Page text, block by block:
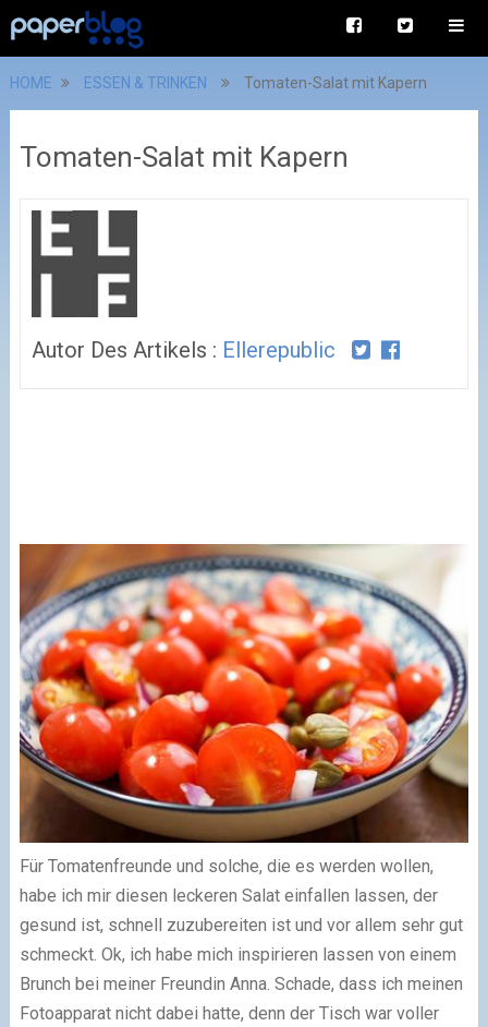
HOME ESSEN & TRINKEN Tomaten-Salat mit Kapern
Tomaten-Salat mit Kapern
Autor Des Artikels : Ellerepublic
Für Tomatenfreunde und solche, die es werden wollen,
habe ich mir diesen leckeren Salat einfallen lassen, der
gesund ist, schnell zuzubereiten ist und vor allem sehr gut
schmeckt. Ok, ich habe mich inspirieren lassen von einem
Brunch bei meiner Freundin Anna. Schade, dass ich meinen
Fotoapparat nicht dabei hatte, denn der Tisch war voller